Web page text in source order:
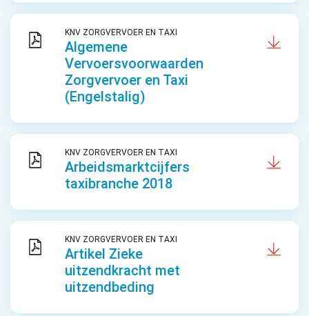
KNV ZORGVERVOER EN TAXI
Algemene
Vervoersvoorwaarden
Zorgvervoer en Taxi
(Engelstalig)
KNV ZORGVERVOER EN TAXI
Arbeidsmarktcijfers
taxibranche 2018
KNV ZORGVERVOER EN TAXI
Artikel Zieke
uitzendkracht met
uitzendbeding